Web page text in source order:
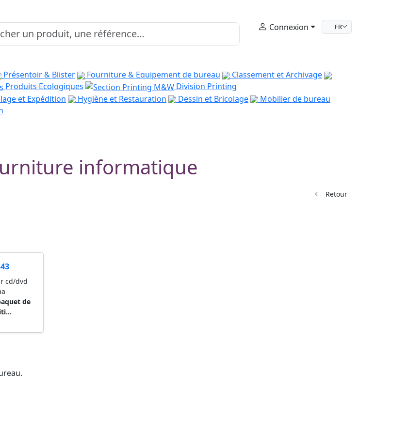
Connexion FR
Présentoir & Blister Fourniture & Equipement de bureau
Classement et Archivage
Produits Ecologiques
Division Printing
et Expédition Hygiène et Restauration Dessin et Bricolage
Mobilier de bureau
informatique
Retour
cd/dvd
de